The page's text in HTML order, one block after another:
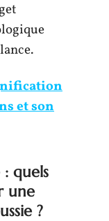
et son
quels
une
?